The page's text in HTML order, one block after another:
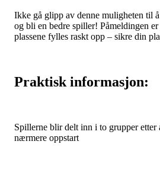
Ikke gå glipp av denne muligheten til
og bli en bedre spiller! Påmeldingen
plassene fylles raskt opp – sikre din
Praktisk informasjon:
Spillerne blir delt inn i to grupper etter
nærmere oppstart